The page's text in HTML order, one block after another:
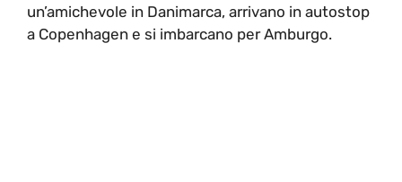
un’amichevole in Danimarca, arrivano in autostop
a Copenhagen e si imbarcano per Amburgo.